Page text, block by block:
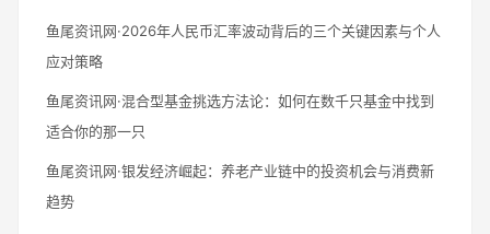
鱼尾资讯网·2026年人民币汇率波动背后的三个关键因素与个人
应对策略
鱼尾资讯网·混合型基金挑选方法论：如何在数千只基金中找到
适合你的那一只
鱼尾资讯网·银发经济崛起：养老产业链中的投资机会与消费新
趋势